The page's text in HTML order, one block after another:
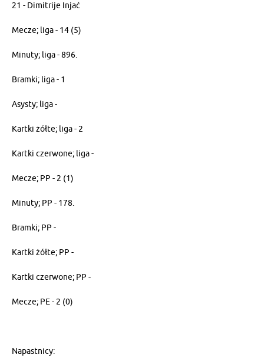
21 - Dimitrije Injać
Mecze; liga - 14 (5)
Minuty; liga - 896.
Bramki; liga - 1
Asysty; liga -
Kartki żółte; liga - 2
Kartki czerwone; liga -
Mecze; PP - 2 (1)
Minuty; PP - 178.
Bramki; PP -
Kartki żółte; PP -
Kartki czerwone; PP -
Mecze; PE - 2 (0)
Napastnicy: